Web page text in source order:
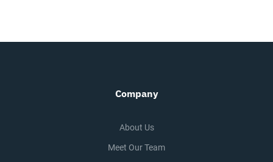
Company
About Us
Meet Our Team